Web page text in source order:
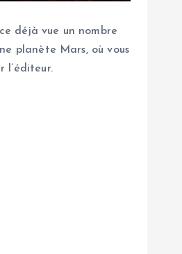
déjà vue un nombre
planète Mars, où vous
l’éditeur.